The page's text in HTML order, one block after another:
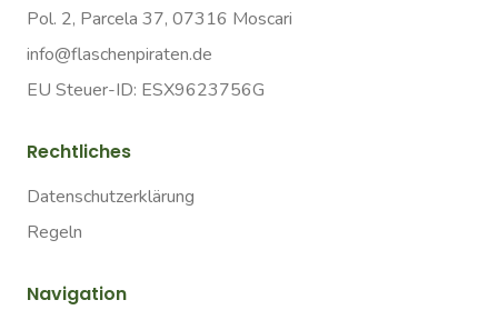
Pol. 2, Parcela 37, 07316 Moscari
info@flaschenpiraten.de
EU Steuer-ID: ESX9623756G
Rechtliches
Datenschutzerklärung
Regeln
Navigation